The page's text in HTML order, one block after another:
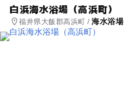
白浜海水浴場（高浜町）
福井県大飯郡高浜町 /海水浴場